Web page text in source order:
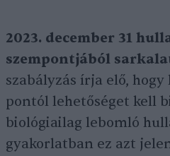
2023. december 31
szempontjából
szabályzás írja elő,
pontól lehetőséget kell
biológiailag lebomló
gyakorlatban ez azt